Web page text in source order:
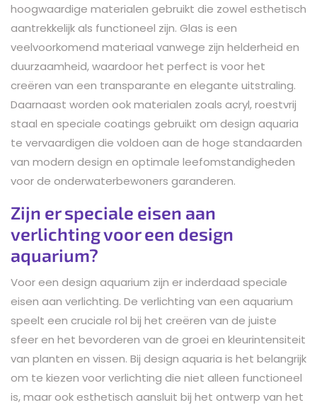
hoogwaardige materialen gebruikt die zowel esthetisch
aantrekkelijk als functioneel zijn. Glas is een
veelvoorkomend materiaal vanwege zijn helderheid en
duurzaamheid, waardoor het perfect is voor het
creëren van een transparante en elegante uitstraling.
Daarnaast worden ook materialen zoals acryl, roestvrij
staal en speciale coatings gebruikt om design aquaria
te vervaardigen die voldoen aan de hoge standaarden
van modern design en optimale leefomstandigheden
voor de onderwaterbewoners garanderen.
Zijn er speciale eisen aan
verlichting voor een design
aquarium?
Voor een design aquarium zijn er inderdaad speciale
eisen aan verlichting. De verlichting van een aquarium
speelt een cruciale rol bij het creëren van de juiste
sfeer en het bevorderen van de groei en kleurintensiteit
van planten en vissen. Bij design aquaria is het belangrijk
om te kiezen voor verlichting die niet alleen functioneel
is, maar ook esthetisch aansluit bij het ontwerp van het